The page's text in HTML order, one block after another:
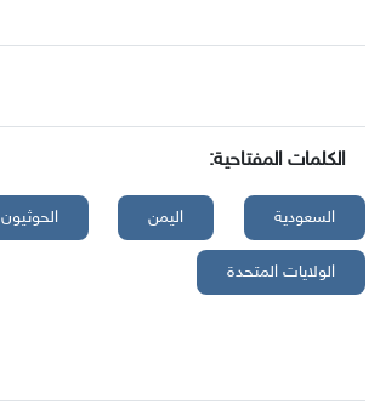
الكلمات المفتاحية:
السعودية اليمن الحوثيون
الولايات المتحدة